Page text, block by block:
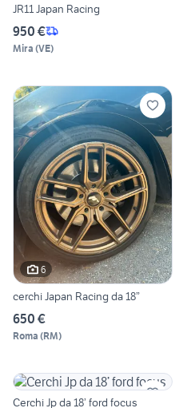
JR11 Japan Racing
950 €
Mira (VE)
6
cerchi Japan Racing da 18”
650 €
Roma (RM)
Cerchi Jp da 18’ ford focus